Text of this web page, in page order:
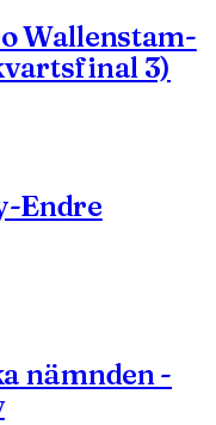
Wallenstam-
3)
Endre
nämnden -